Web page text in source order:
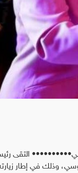
التقى
وذلك في إطار